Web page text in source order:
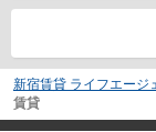
新宿賃貸 ライフエージ
賃貸